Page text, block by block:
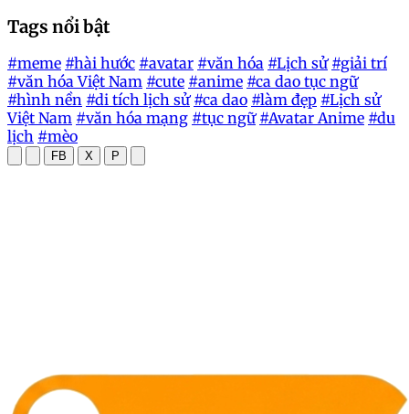
Tags nổi bật
#meme #hài hước #avatar #văn hóa #Lịch sử #giải trí
#văn hóa Việt Nam #cute #anime #ca dao tục ngữ
#hình nền #di tích lịch sử #ca dao #làm đẹp #Lịch sử
Việt Nam #văn hóa mạng #tục ngữ #Avatar Anime #du
lịch #mèo
FB X P